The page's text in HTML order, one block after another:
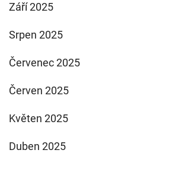
Září 2025
Srpen 2025
Červenec 2025
Červen 2025
Květen 2025
Duben 2025